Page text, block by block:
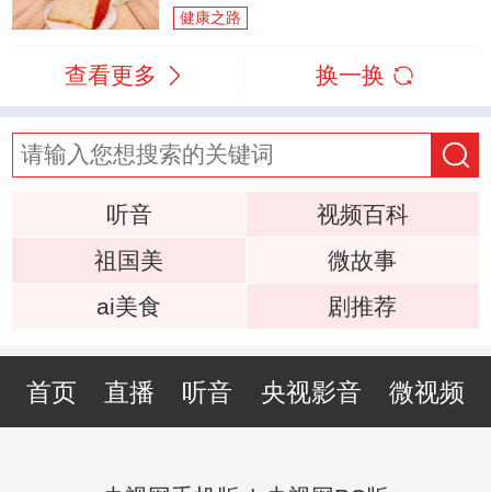
健康之路
查看更多 换一换
听音
视频百科
祖国美
微故事
ai美食
剧推荐
首页 直播 听音 央视影音 微视频